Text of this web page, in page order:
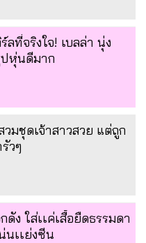
ลที่จริงใจ! เบลล่า นุ่ง
หุ่นดีมาก
วมชุดเจ้าสาวสวย แต่ถูก
วๆ
ดัง ใส่เเค่เสื้อยืดธรรมดา
นเเย่งซีน